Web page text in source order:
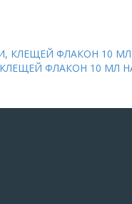
ФЛАКОН 10 МЛ